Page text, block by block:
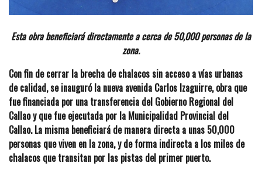
Esta obra beneficiará directamente a cerca de 50,000 personas de la
zona.
Con fin de cerrar la brecha de chalacos sin acceso a vías urbanas
de calidad, se inauguró la nueva avenida Carlos Izaguirre, obra que
fue financiada por una transferencia del Gobierno Regional del
Callao y que fue ejecutada por la Municipalidad Provincial del
Callao. La misma beneficiará de manera directa a unas 50,000
personas que viven en la zona, y de forma indirecta a los miles de
chalacos que transitan por las pistas del primer puerto.